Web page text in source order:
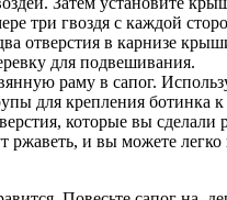
три гвоздя с каждой
отверстия в карнизе
для подвешивания.
раму в сапог.
для крепления ботинка к
которые вы сделали
ржаветь, и вы можете легко